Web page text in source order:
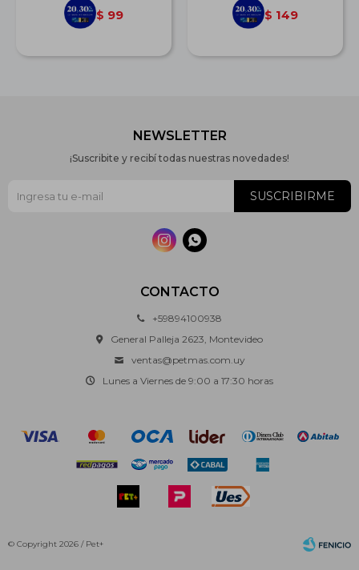
$ 99 $ 149
CONTACTO
+59894100938
General Palleja 2623, Montevideo
ventas@petmas.com.uy
Lunes a Viernes de 9:00 a 17:30 horas
NEWSLETTER
¡Suscribite y recibí todas nuestras novedades!
SUSCRIBIRME
 
© Copyright 2026 / Pet+